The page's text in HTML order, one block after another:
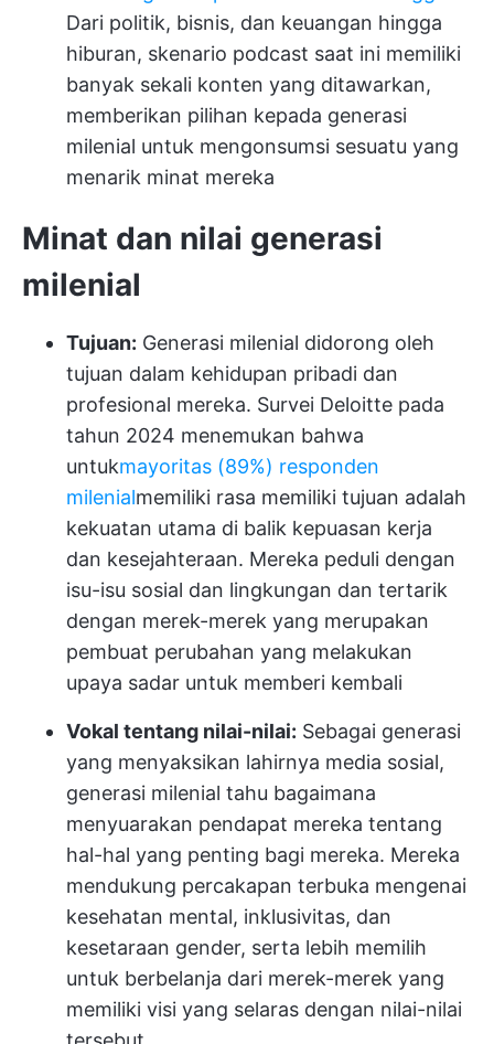
Dari politik, bisnis, dan keuangan hingga
hiburan, skenario podcast saat ini memiliki
banyak sekali konten yang ditawarkan,
memberikan pilihan kepada generasi
milenial untuk mengonsumsi sesuatu yang
menarik minat mereka
Minat dan nilai generasi
milenial
Tujuan: Generasi milenial didorong oleh
tujuan dalam kehidupan pribadi dan
profesional mereka. Survei Deloitte pada
tahun 2024 menemukan bahwa
untukmayoritas (89%) responden
milenialmemiliki rasa memiliki tujuan adalah
kekuatan utama di balik kepuasan kerja
dan kesejahteraan. Mereka peduli dengan
isu-isu sosial dan lingkungan dan tertarik
dengan merek-merek yang merupakan
pembuat perubahan yang melakukan
upaya sadar untuk memberi kembali
Vokal tentang nilai-nilai: Sebagai generasi
yang menyaksikan lahirnya media sosial,
generasi milenial tahu bagaimana
menyuarakan pendapat mereka tentang
hal-hal yang penting bagi mereka. Mereka
mendukung percakapan terbuka mengenai
kesehatan mental, inklusivitas, dan
kesetaraan gender, serta lebih memilih
untuk berbelanja dari merek-merek yang
memiliki visi yang selaras dengan nilai-nilai